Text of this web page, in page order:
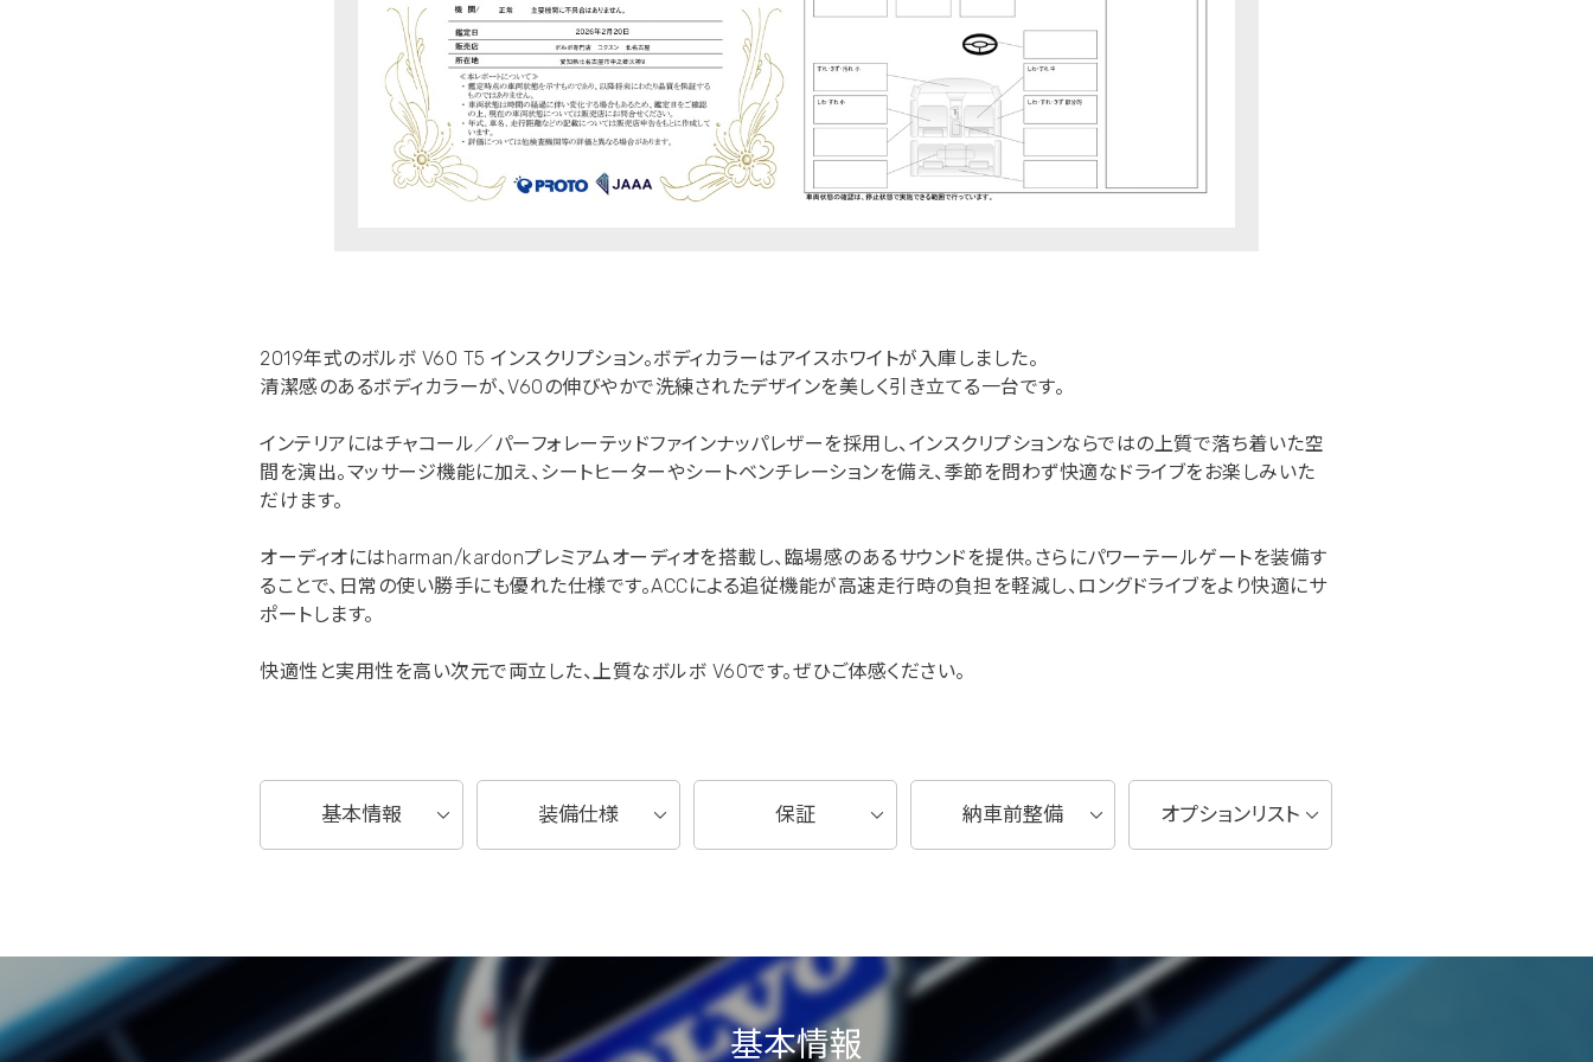
2019年式のボルボ V60 T5 インスクリプション。ボディカラーはアイスホワイトが入庫しました。
清潔感のあるボディカラーが、V60の伸びやかで洗練されたデザインを美しく引き立てる一台です。
インテリアにはチャコール／パーフォレーテッドファインナッパレザーを採用し、インスクリプションならではの上質で落ち着いた空
間を演出。マッサージ機能に加え、シートヒーターやシートベンチレーションを備え、季節を問わず快適なドライブをお楽しみいた
だけます。
オーディオにはharman/kardonプレミアムオーディオを搭載し、臨場感のあるサウンドを提供。さらにパワーテールゲートを装備す
ることで、日常の使い勝手にも優れた仕様です。ACCによる追従機能が高速走行時の負担を軽減し、ロングドライブをより快適にサ
ポートします。
快適性と実用性を高い次元で両立した、上質なボルボ V60です。ぜひご体感ください。
基本情報 装備仕様 保証 納車前整備 オプションリスト
基本情報